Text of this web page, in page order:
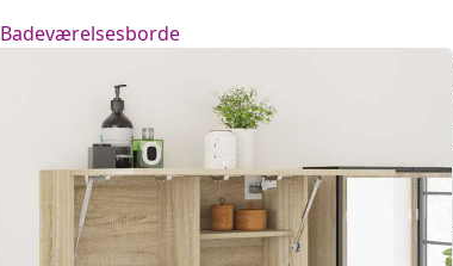
Badeværelsesborde